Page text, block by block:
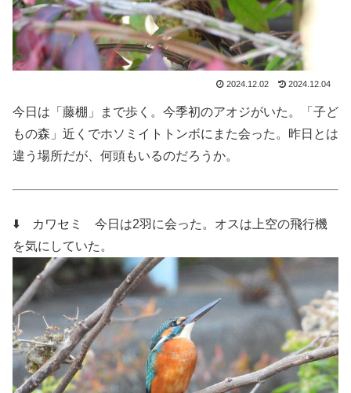
2024.12.02 2024.12.04
今日は「藤棚」まで歩く。今季初のアオジがいた。「子ど
もの森」近くでホソミイトトンボにまた会った。昨日とは
違う場所だが、何頭もいるのだろうか。
⬇️ カワセミ 今日は2羽に会った。オスは上空の飛行機
を気にしていた。